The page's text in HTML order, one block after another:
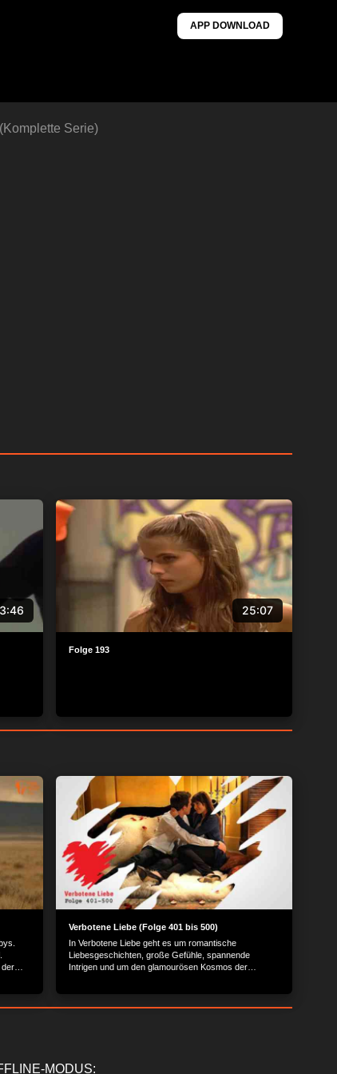
APP DOWNLOAD
Serie)
25:07
Folge 193
der
Verbotene Liebe (Folge 401 bis 500)
In Verbotene Liebe geht es um romantische
Liebesgeschichten, große Gefühle, spannende
Intrigen und um den glamourösen Kosmos der
MODUS: